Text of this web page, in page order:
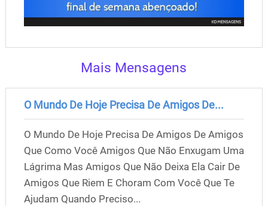
Mais Mensagens
O Mundo De Hoje Precisa De Amigos De...
O Mundo De Hoje Precisa De Amigos De Amigos
Que Como Você Amigos Que Não Enxugam Uma
Lágrima Mas Amigos Que Não Deixa Ela Cair De
Amigos Que Riem E Choram Com Você Que Te
Ajudam Quando Preciso...